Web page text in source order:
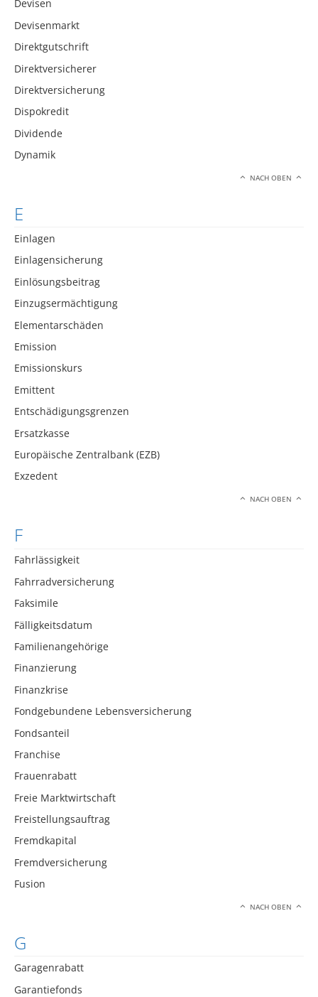
Devisen
Devisenmarkt
Direktgutschrift
Direktversicherer
Direktversicherung
Dispokredit
Dividende
Dynamik
NACH OBEN
E
Einlagen
Einlagensicherung
Einlösungsbeitrag
Einzugsermächtigung
Elementarschäden
Emission
Emissionskurs
Emittent
Entschädigungsgrenzen
Ersatzkasse
Europäische Zentralbank (EZB)
Exzedent
NACH OBEN
F
Fahrlässigkeit
Fahrradversicherung
Faksimile
Fälligkeitsdatum
Familienangehörige
Finanzierung
Finanzkrise
Fondgebundene Lebensversicherung
Fondsanteil
Franchise
Frauenrabatt
Freie Marktwirtschaft
Freistellungsauftrag
Fremdkapital
Fremdversicherung
Fusion
NACH OBEN
G
Garagenrabatt
Garantiefonds